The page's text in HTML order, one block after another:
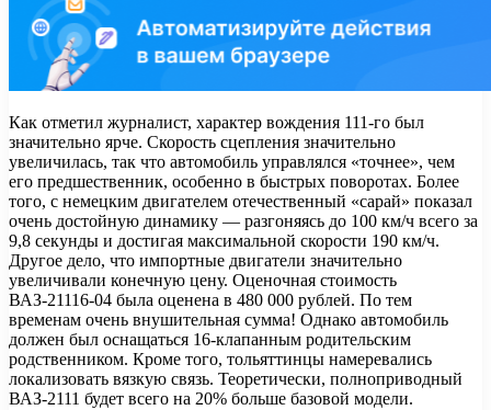
Как отметил журналист, характер вождения 111-го был
значительно ярче. Скорость сцепления значительно
увеличилась, так что автомобиль управлялся «точнее», чем
его предшественник, особенно в быстрых поворотах. Более
того, с немецким двигателем отечественный «сарай» показал
очень достойную динамику — разгоняясь до 100 км/ч всего за
9,8 секунды и достигая максимальной скорости 190 км/ч.
Другое дело, что импортные двигатели значительно
увеличивали конечную цену. Оценочная стоимость
ВАЗ-21116-04 была оценена в 480 000 рублей. По тем
временам очень внушительная сумма! Однако автомобиль
должен был оснащаться 16-клапанным родительским
родственником. Кроме того, тольяттинцы намеревались
локализовать вязкую связь. Теоретически, полноприводный
ВАЗ-2111 будет всего на 20% больше базовой модели.